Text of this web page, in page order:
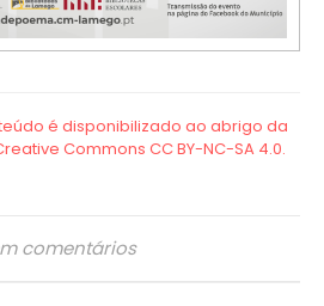
comentários